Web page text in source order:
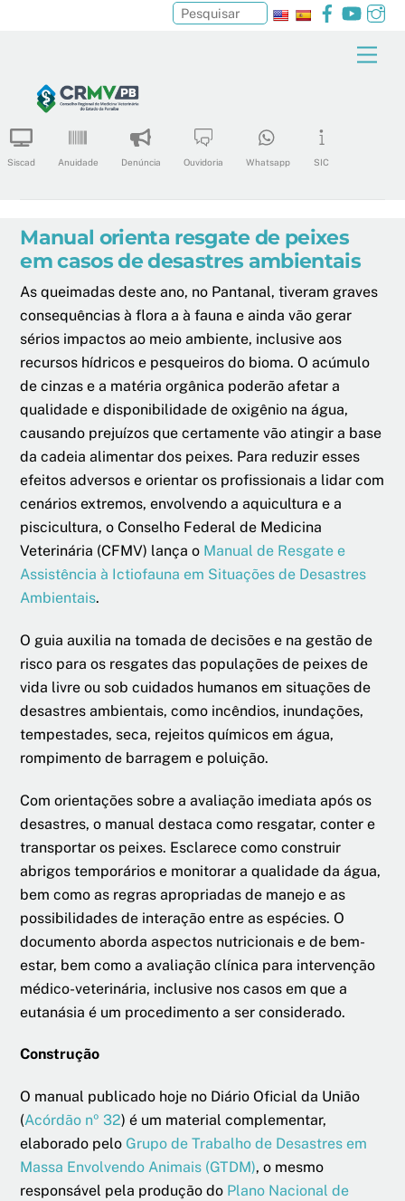
content
Facebook
Siscad Anuidade Denúncia Ouvidoria Whatsapp SIC
Pesquisar
Manual orienta resgate de peixes
em casos de desastres ambientais
As queimadas deste ano, no Pantanal, tiveram graves
consequências à flora a à fauna e ainda vão gerar
sérios impactos ao meio ambiente, inclusive aos
recursos hídricos e pesqueiros do bioma. O acúmulo
de cinzas e a matéria orgânica poderão afetar a
qualidade e disponibilidade de oxigênio na água,
causando prejuízos que certamente vão atingir a base
da cadeia alimentar dos peixes. Para reduzir esses
efeitos adversos e orientar os profissionais a lidar com
cenários extremos, envolvendo a aquicultura e a
piscicultura, o Conselho Federal de Medicina
Veterinária (CFMV) lança o Manual de Resgate e
Assistência à Ictiofauna em Situações de Desastres
Ambientais.
O guia auxilia na tomada de decisões e na gestão de
risco para os resgates das populações de peixes de
vida livre ou sob cuidados humanos em situações de
desastres ambientais, como incêndios, inundações,
tempestades, seca, rejeitos químicos em água,
rompimento de barragem e poluição.
Com orientações sobre a avaliação imediata após os
desastres, o manual destaca como resgatar, conter e
transportar os peixes. Esclarece como construir
abrigos temporários e monitorar a qualidade da água,
bem como as regras apropriadas de manejo e as
possibilidades de interação entre as espécies. O
documento aborda aspectos nutricionais e de bem-
estar, bem como a avaliação clínica para intervenção
médico-veterinária, inclusive nos casos em que a
eutanásia é um procedimento a ser considerado.
Construção
O manual publicado hoje no Diário Oficial da União
(Acórdão nº 32) é um material complementar,
elaborado pelo Grupo de Trabalho de Desastres em
Massa Envolvendo Animais (GTDM), o mesmo
responsável pela produção do Plano Nacional de